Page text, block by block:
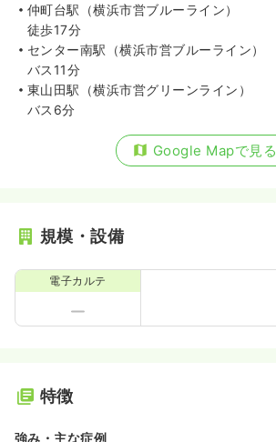
仲町台駅（横浜市営ブルーライン）
徒歩17分
センター南駅（横浜市営ブルーライン）
バス11分
東山田駅（横浜市営グリーンライン）
バス6分
Google Mapで見る
規模・設備
電子カルテ
特徴
強み・主な症例